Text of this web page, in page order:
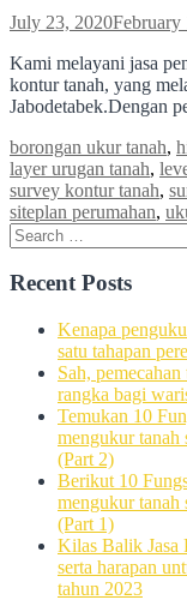
July 23, 2020February
Kami melayani jasa
kontur tanah, yang
Jabodetabek.Dengan
borongan ukur tanah,
layer urugan tanah,
survey kontur tanah,
siteplan perumahan,
Search
for:
Recent Posts
Kenapa
satu tahapan
Sah,
rangka bagi
Temukan 10
mengukur
(Part 2)
Berikut 10
mengukur
(Part 1)
Kilas Balik Jasa
serta harapan
tahun 2023